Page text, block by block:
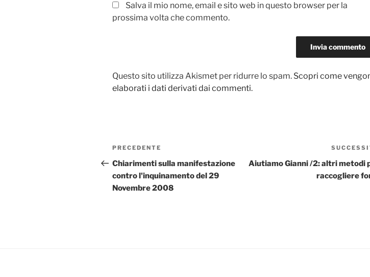
Salva il mio nome, email e sito web in questo browser per la
prossima volta che commento.
Questo sito utilizza Akismet per ridurre lo spam. Scopri come
elaborati i dati derivati dai commenti.
Navigazione
articoli
Articolo
precedente:
PRECEDENTE
Chiarimenti sulla manifestazione
contro l'inquinamento del 29
Novembre 2008
Aiutiamo Gianni /2: altri metodi
raccogliere